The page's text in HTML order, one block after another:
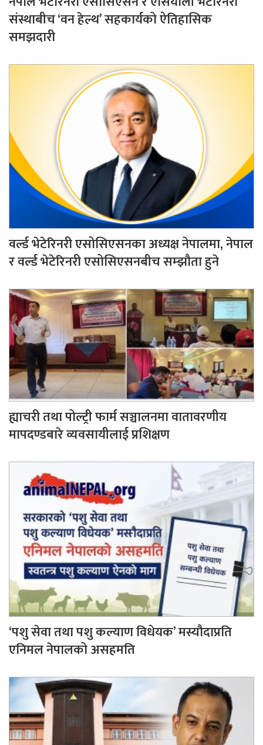
संस्थाबीच ‘वन हेल्थ’ सहकार्यको ऐतिहासिक
समझदारी
वर्ल्ड भेटेरिनरी एसोसिएसनका अध्यक्ष नेपालमा, नेपाल
र वर्ल्ड भेटेरिनरी एसोसिएसनबीच सम्झौता हुने
ह्याचरी तथा पोल्ट्री फार्म सञ्चालनमा वातावरणीय
मापदण्डबारे व्यवसायीलाई प्रशिक्षण
‘पशु सेवा तथा पशु कल्याण विधेयक’ मस्यौदाप्रति
एनिमल नेपालको असहमति